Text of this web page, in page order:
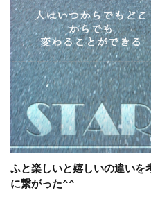
ふと楽しいと嬉しいの違いを
に繋がった^^